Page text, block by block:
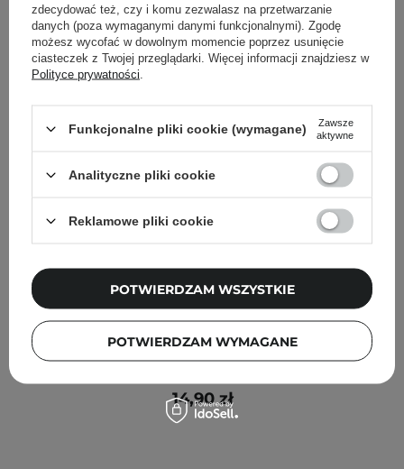
Inni klienci sprawdzali również
Ibra Makeup - Kępki rzęs Bride Style - 10 mm
14,90 zł
zdecydować też, czy i komu zezwalasz na przetwarzanie
danych (poza wymaganymi danymi funkcjonalnymi). Zgodę
możesz wycofać w dowolnym momencie poprzez usunięcie
ciasteczek z Twojej przeglądarki. Więcej informacji znajdziesz w
Polityce prywatności
Funkcjonalne pliki cookie (wymagane)
Zawsze
aktywne
Analityczne pliki cookie
Reklamowe pliki cookie
POTWIERDZAM WYMAGANE
POTWIERDZAM WSZYSTKIE